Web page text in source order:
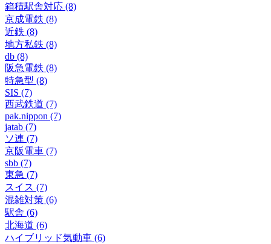
箱積駅舎対応 (8)
京成電鉄 (8)
近鉄 (8)
地方私鉄 (8)
db (8)
阪急電鉄 (8)
特急型 (8)
SIS (7)
西武鉄道 (7)
pak.nippon (7)
jatab (7)
ソ連 (7)
京阪電車 (7)
sbb (7)
東急 (7)
スイス (7)
混雑対策 (6)
駅舎 (6)
北海道 (6)
ハイブリッド気動車 (6)